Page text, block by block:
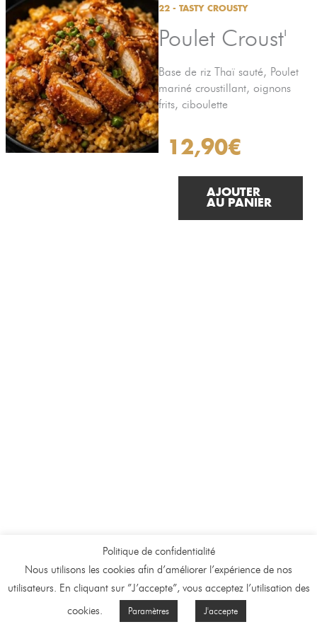
Aller
au
contenu
22 - TASTY CROUSTY
Poulet Croust'
Base de riz Thaï sauté, Poulet
mariné croustillant, oignons
frits, ciboulette
12,90€
AJOUTER
AU PANIER
Politique de confidentialité
Nous utilisons les cookies afin d’améliorer l’expérience de nos
utilisateurs. En cliquant sur ”J’accepte”, vous acceptez l’utilisation des
cookies.
Paramètres J'accepte